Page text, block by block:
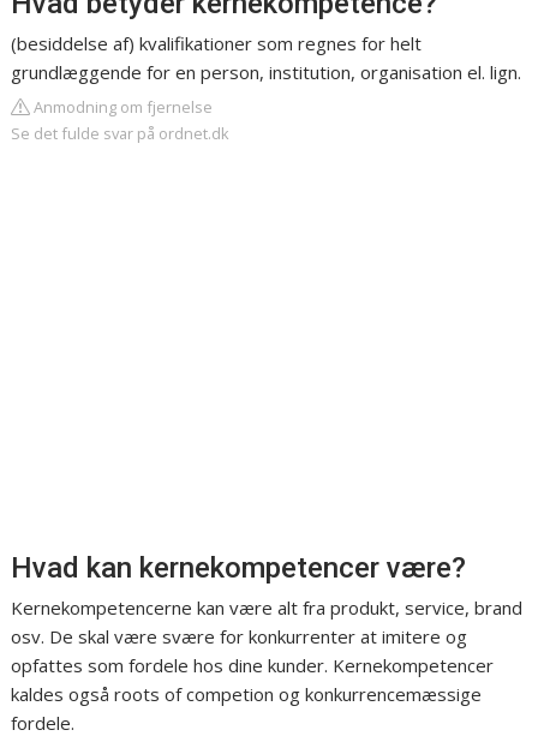
(besiddelse af) kvalifikationer som regnes for helt
grundlæggende for en person, institution, organisation el. lign.
Anmodning om fjernelse
Se det fulde svar på ordnet.dk
Hvad kan kernekompetencer være?
Kernekompetencerne kan være alt fra produkt, service, brand
osv. De skal være svære for konkurrenter at imitere og
opfattes som fordele hos dine kunder. Kernekompetencer
kaldes også roots of competion og konkurrencemæssige
fordele.